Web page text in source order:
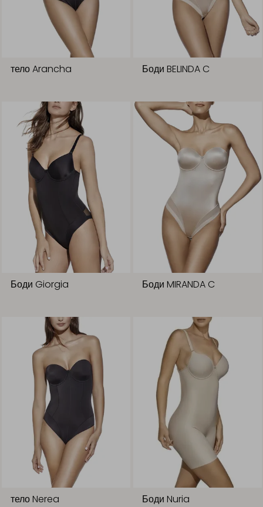
тело Arancha Боди BELINDA C
Боди Giorgia Боди MIRANDA C
тело Nerea Боди Nuria